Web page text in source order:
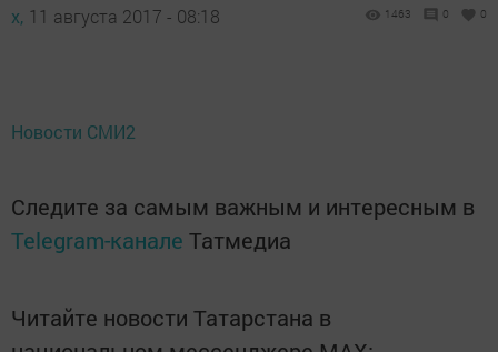
х, 11 августа 2017 - 08:18 1463 0 0
Новости СМИ2
Следите за самым важным и интересным в
Telegram-канале Татмедиа
Читайте новости Татарстана в